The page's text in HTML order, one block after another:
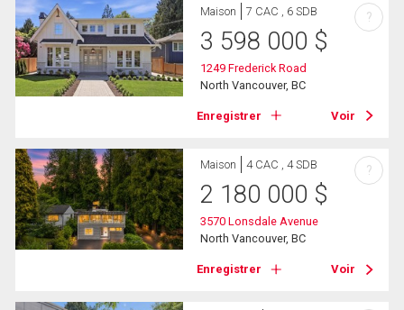
Maison 7 CAC , 6 SDB
3 598 000 $
1249 Frederick Road
North Vancouver, BC
Enregistrer Voir
?
Maison 4 CAC , 4 SDB
2 180 000 $
3570 Lonsdale Avenue
North Vancouver, BC
Enregistrer Voir
?